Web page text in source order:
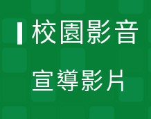
校園影音
宣導影片